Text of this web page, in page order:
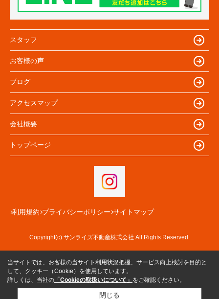
スタッフ
お客様の声
ブログ
アクセスマップ
会社概要
トップページ
利用規約 プライバシーポリシー サイトマップ
Copyright(c) サンライズ不動産株式会社 All Rights Reserved.
当サイトでは、お客様の当サイト利用状況把握、サービス向上検討を目的と
して、クッキー（Cookie）を使用しています。
詳しくは、当社の 「Cookieの取扱いについて」 をご確認ください。
閉じる